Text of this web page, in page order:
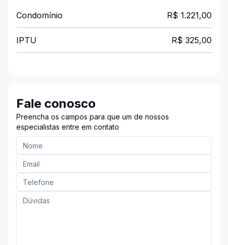
Condomínio R$ 1.221,00
IPTU R$ 325,00
Fale conosco
Preencha os campos para que um de nossos
especialistas entre em contato